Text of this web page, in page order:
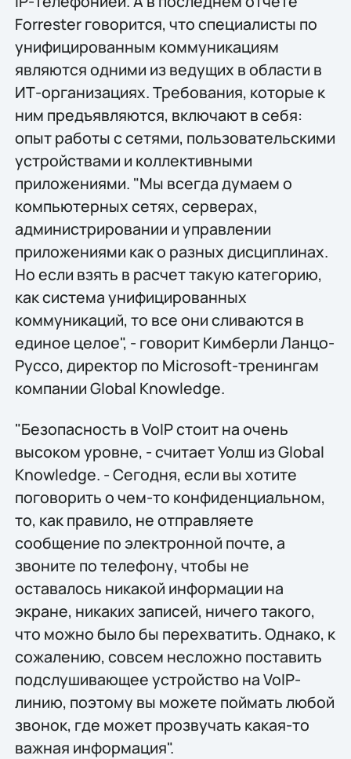
Forrester говорится, что специалисты по
унифицированным коммуникациям
являются одними из ведущих в области в
ИТ-организациях. Требования, которые к
ним предъявляются, включают в себя:
опыт работы с сетями, пользовательскими
устройствами и коллективными
приложениями. "Мы всегда думаем о
компьютерных сетях, серверах,
администрировании и управлении
приложениями как о разных дисциплинах.
Но если взять в расчет такую категорию,
как система унифицированных
коммуникаций, то все они сливаются в
единое целое", - говорит Кимберли Ланцо-
Руссо, директор по Microsoft-тренингам
компании Global Knowledge.
"Безопасность в VoIP стоит на очень
высоком уровне, - считает Уолш из Global
Knowledge. - Сегодня, если вы хотите
поговорить о чем-то конфиденциальном,
то, как правило, не отправляете
сообщение по электронной почте, а
звоните по телефону, чтобы не
оставалось никакой информации на
экране, никаких записей, ничего такого,
что можно было бы перехватить. Однако, к
сожалению, совсем несложно поставить
подслушивающее устройство на VoIP-
линию, поэтому вы можете поймать любой
звонок, где может прозвучать какая-то
важная информация".